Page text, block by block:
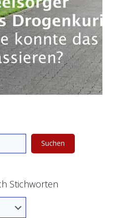
Suchen
Stichworten